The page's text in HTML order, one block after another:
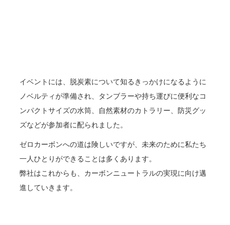
イベントには、脱炭素について知るきっかけになるように
ノベルティが準備され、タンブラーや持ち運びに便利なコ
ンパクトサイズの水筒、自然素材のカトラリー、防災グッ
ズなどが参加者に配られました。
ゼロカーボンへの道は険しいですが、未来のために私たち
一人ひとりができることは多くあります。
弊社はこれからも、カーボンニュートラルの実現に向け邁
進していきます。